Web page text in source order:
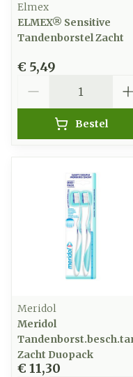
Elmex
ELMEX® Sensitive
Tandenborstel Zacht
€ 5,49
Bestel
Meridol
Meridol
Zacht Duopack
€ 11,30